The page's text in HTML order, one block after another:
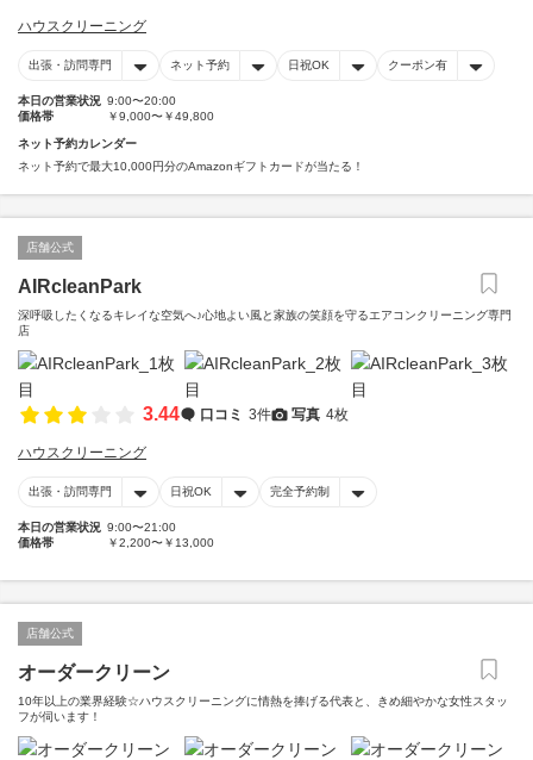
ハウスクリーニング
出張・訪問専門 ネット予約 日祝OK クーポン有
本日の営業状況 9:00〜20:00
価格帯
￥9,000〜￥49,800
ネット予約カレンダー
ネット予約で最大10,000円分のAmazonギフトカードが当たる！
店舗公式
AIRcleanPark
深呼吸したくなるキレイな空気へ♪心地よい風と家族の笑顔を守るエアコンクリーニング専門
店
3.44 口コミ 3件 写真 4枚
ハウスクリーニング
出張・訪問専門 日祝OK 完全予約制
本日の営業状況 9:00〜21:00
価格帯
￥2,200〜￥13,000
店舗公式
オーダークリーン
10年以上の業界経験☆ハウスクリーニングに情熱を捧げる代表と、きめ細やかな女性スタッ
フが伺います！